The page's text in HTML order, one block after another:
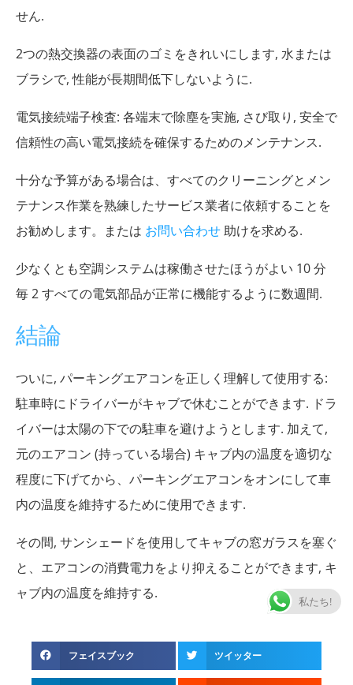
せん.
2つの熱交換器の表面のゴミをきれいにします, 水または
ブラシで, 性能が長期間低下しないように.
電気接続端子検査: 各端末で除塵を実施, さび取り, 安全で
信頼性の高い電気接続を確保するためのメンテナンス.
十分な予算がある場合は、すべてのクリーニングとメン
テナンス作業を熟練したサービス業者に依頼することを
お勧めします。または お問い合わせ助けを求める.
少なくとも空調システムは稼働させたほうがよい 10 分
毎 2 すべての電気部品が正常に機能するように数週間.
結論
ついに, パーキングエアコンを正しく理解して使用する:
駐車時にドライバーがキャブで休むことができます. ドラ
イバーは太陽の下での駐車を避けようとします. 加えて,
元のエアコン (持っている場合) キャブ内の温度を適切な
程度に下げてから、パーキングエアコンをオンにして車
内の温度を維持するために使用できます.
その間, サンシェードを使用してキャブの窓ガラスを塞ぐ
と、エアコンの消費電力をより抑えることができます, キ
ャブ内の温度を維持する.
フェイスブック ツイッター
私たち!